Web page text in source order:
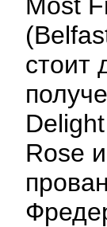
стоит
Rose